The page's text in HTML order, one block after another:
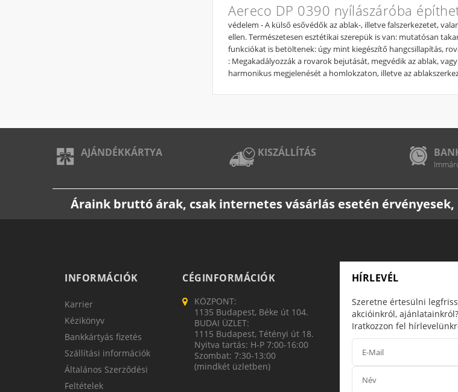
Aereco DP 0390 nyílászáróba
védelem - A külső esővédők az ablak-, illetve falszerkezetet,
ellen. Természetesen esztétikai szerepük is van: mutatósan
funkciókat is betöltenek: úgy mint kiegészítő hangcsillapítás,
: Megakadályozzák a rovarok bejutását, megvédik az ablak,
harmonikus megjelenését a homlokzaton, illetve az
AJÁNDÉKKÁRTYA KISZÁLLÍTÁS
Áraink bruttó árak, csak internetes vásárlás esetén
INFORMÁCIÓK
Karrier
Kézikönyv
Bankkártyás fizetés
Szállítási információk
Általános Szerződési
Feltételek
CÉGINFORMÁCIÓK
KÖZPONT:
1135 Budapest, Béke út 104.
BUDAI ÜZLET:
1115 Budapest, Tétényi út 18.
Nyitva tartás: H-P 7:00-16:00
Szombat: 7:30-13:00
(mindkét üzletben)
HÍRLEVÉL
Szeretne értesülni
akcióinkról, ajánlatainkról?
Iratkozzon fel